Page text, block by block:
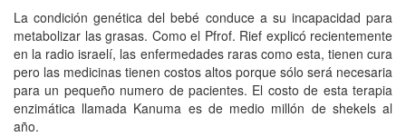
La condición genética del bebé conduce a su incapacidad para
metabolizar las grasas. Como el Pfrof. Rief explicó recientemente
en la radio israelí, las enfermedades raras como esta, tienen cura
pero las medicinas tienen costos altos porque sólo será necesaria
para un pequeño numero de pacientes. El costo de esta terapia
enzimática llamada Kanuma es de medio millón de shekels al
año.